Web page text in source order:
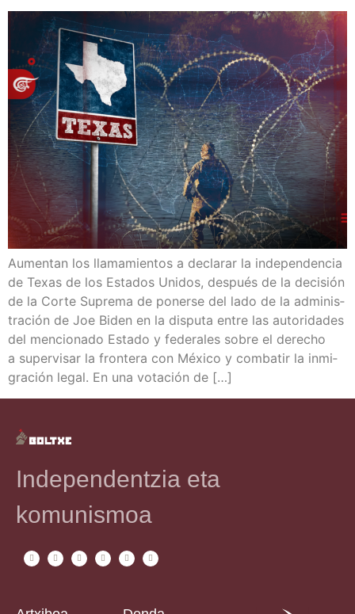
Aumen­tan los lla­ma­mien­tos a decla­rar la inde­pen­den­cia
de Texas de los Esta­dos Uni­dos, des­pués de la deci­sión
de la Cor­te Supre­ma de poner­se del lado de la admi­nis­
tra­ción de Joe Biden en la dispu­ta entre las auto­ri­da­des
del men­cio­na­do Esta­do y fede­ra­les sobre el dere­cho
a super­vi­sar la fron­te­ra con Méxi­co y com­ba­tir la inmi­
gra­ción legal. En una vota­ción de […]
Independentzia eta
komunismoa